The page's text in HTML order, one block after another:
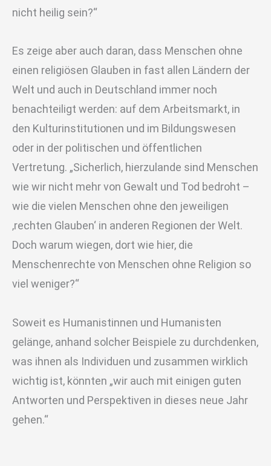
nicht heilig sein?“
Es zeige aber auch daran, dass Menschen ohne
einen religiösen Glauben in fast allen Ländern der
Welt und auch in Deutschland immer noch
benachteiligt werden: auf dem Arbeitsmarkt, in
den Kulturinstitutionen und im Bildungswesen
oder in der politischen und öffentlichen
Vertretung. „Sicherlich, hierzulande sind Menschen
wie wir nicht mehr von Gewalt und Tod bedroht –
wie die vielen Menschen ohne den jeweiligen
‚rechten Glauben‘ in anderen Regionen der Welt.
Doch warum wiegen, dort wie hier, die
Menschenrechte von Menschen ohne Religion so
viel weniger?“
Soweit es Humanistinnen und Humanisten
gelänge, anhand solcher Beispiele zu durchdenken,
was ihnen als Individuen und zusammen wirklich
wichtig ist, könnten „wir auch mit einigen guten
Antworten und Perspektiven in dieses neue Jahr
gehen.“